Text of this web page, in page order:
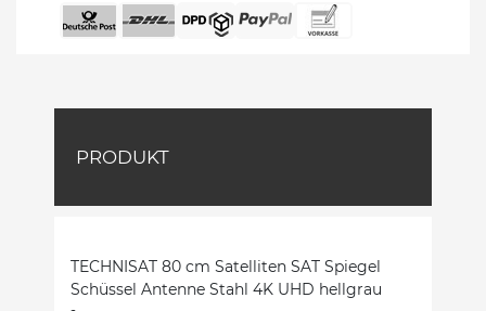
PRODUKT
TECHNISAT 80 cm Satelliten SAT Spiegel
Schüssel Antenne Stahl 4K UHD hellgrau